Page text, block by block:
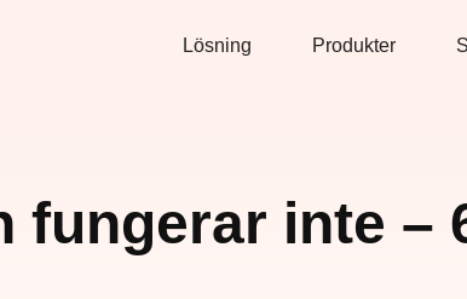
Lösning Produkter
fungerar inte –